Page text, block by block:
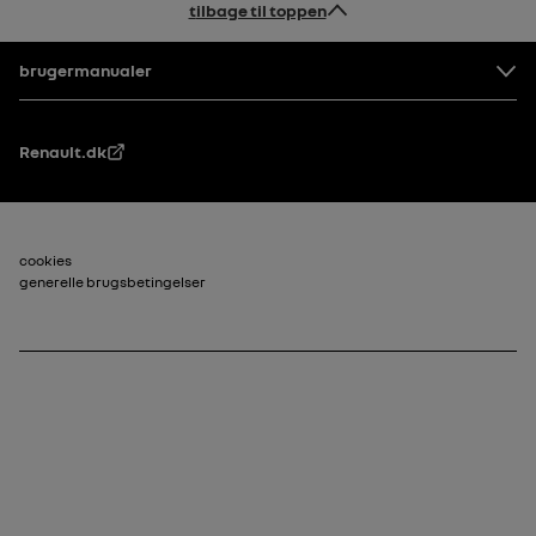
tilbage til toppen
Sidefod
brugermanualer
Renault.dk
Footer_2
cookies
generelle brugsbetingelser